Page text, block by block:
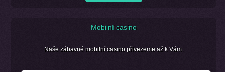
Mobilní casino
Naše zábavné mobilní casino přivezeme až k Vám.